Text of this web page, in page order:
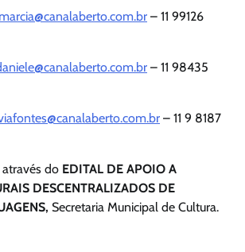
marcia@canalaberto.com.br – 11 99126
– 11 98435
– 11 9 8187
do EDITAL DE APOIO A
DESCENTRALIZADOS DE
Secretaria Municipal de Cultura.